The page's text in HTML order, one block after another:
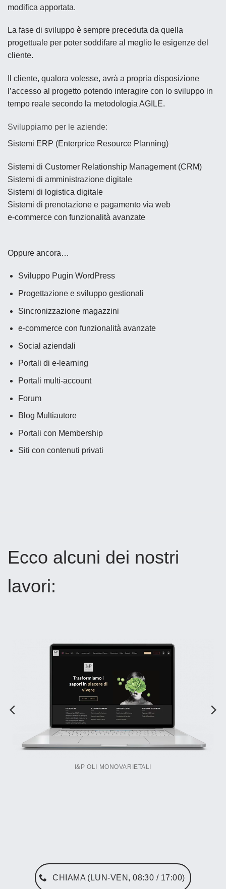
modifica apportata.
La fase di sviluppo è sempre preceduta da quella
progettuale per poter soddifare al meglio le esigenze del
cliente.
Il cliente, qualora volesse, avrà a propria disposizione
l’accesso al progetto potendo interagire con lo sviluppo in
tempo reale secondo la metodologia AGILE.
Sviluppiamo per le aziende:
Sistemi ERP (Enterprice Resource Planning)
Sistemi di Customer Relationship Management (CRM)
Sistemi di amministrazione digitale
Sistemi di logistica digitale
Sistemi di prenotazione e pagamento via web
e-commerce con funzionalità avanzate
Oppure ancora…
Sviluppo Pugin WordPress
Progettazione e sviluppo gestionali
Sincronizzazione magazzini
e-commerce con funzionalità avanzate
Social aziendali
Portali di e-learning
Portali multi-account
Forum
Blog Multiautore
Portali con Membership
Siti con contenuti privati
Ecco alcuni dei nostri
lavori:
I&P OLI MONOVARIETALI
CHIAMA (LUN-VEN, 08:30 / 17:00)